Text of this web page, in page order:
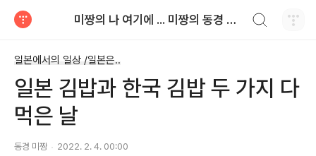
미짱의 나 여기에 ... 미짱의 동경 생활
일본에서의 일상 /일본은..
일본 김밥과 한국 김밥 두 가지 다
먹은 날
동경 미짱 2022. 2. 4. 00:00